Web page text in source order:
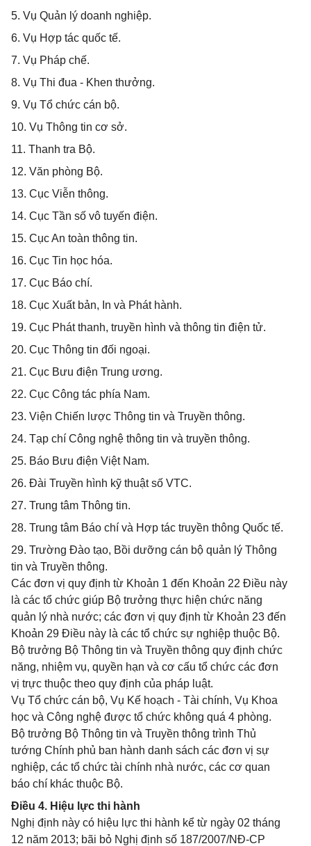
5. Vụ Quản lý doanh nghiệp.
6. Vụ Hợp tác quốc tế.
7. Vụ Pháp chế.
8. Vụ Thi đua - Khen thưởng.
9. Vụ Tổ chức cán bộ.
10. Vụ Thông tin cơ sở.
11. Thanh tra Bộ.
12. Văn phòng Bộ.
13. Cục Viễn thông.
14. Cục Tần số vô tuyến điện.
15. Cục An toàn thông tin.
16. Cục Tin học hóa.
17. Cục Báo chí.
18. Cục Xuất bản, In và Phát hành.
19. Cục Phát thanh, truyền hình và thông tin điện tử.
20. Cục Thông tin đối ngoại.
21. Cục Bưu điện Trung ương.
22. Cục Công tác phía Nam.
23. Viện Chiến lược Thông tin và Truyền thông.
24. Tạp chí Công nghệ thông tin và truyền thông.
25. Báo Bưu điện Việt Nam.
26. Đài Truyền hình kỹ thuật số VTC.
27. Trung tâm Thông tin.
28. Trung tâm Báo chí và Hợp tác truyền thông Quốc tế.
29. Trường Đào tạo, Bồi dưỡng cán bộ quản lý Thông
tin và Truyền thông.
Các đơn vị quy định từ Khoản 1 đến Khoản 22 Điều này
là các tổ chức giúp Bộ trưởng thực hiện chức năng
quản lý nhà nước; các đơn vị quy định từ Khoản 23 đến
Khoản 29 Điều này là các tổ chức sự nghiệp thuộc Bộ.
Bộ trưởng Bộ Thông tin và Truyền thông quy định chức
năng, nhiệm vụ, quyền hạn và cơ cấu tổ chức các đơn
vị trực thuộc theo quy định của pháp luật.
Vụ Tổ chức cán bộ, Vụ Kế hoạch - Tài chính, Vụ Khoa
học và Công nghệ được tổ chức không quá 4 phòng.
Bộ trưởng Bộ Thông tin và Truyền thông trình Thủ
tướng Chính phủ ban hành danh sách các đơn vị sự
nghiệp, các tổ chức tài chính nhà nước, các cơ quan
báo chí khác thuộc Bộ.
Điều 4. Hiệu lực thi hành
Nghị định này có hiệu lực thi hành kể từ ngày 02 tháng
12 năm 2013; bãi bỏ Nghị định số 187/2007/NĐ-CP